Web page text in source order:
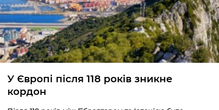
У Європі після 118 років зникне
кордон